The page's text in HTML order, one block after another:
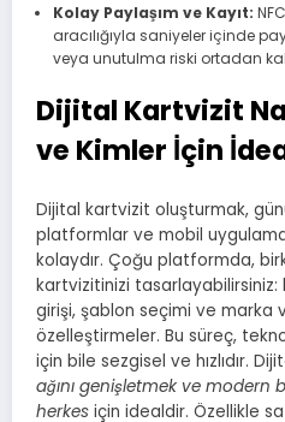
Kolay Paylaşım ve Kayıt:
aracılığıyla saniyeler içinde
veya unutulma riski ortadan
Dijital Kartvizit
ve Kimler İçin
Dijital kartvizit oluşturmak,
platformlar ve mobil
kolaydır. Çoğu platformda,
kartvizitinizi
girişi, şablon seçimi ve marka
özelleştirmeler. Bu süreç,
için bile sezgisel ve hızlıdır.
ağını genişletmek ve modern
herkes için idealdir. Özellikle